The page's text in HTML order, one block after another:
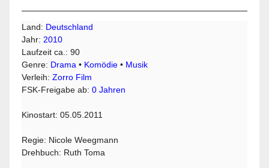
Land: Deutschland
Jahr: 2010
Laufzeit ca.: 90
Genre: Drama • Komödie • Musik
Verleih:Zorro Film
FSK-Freigabe ab:0 Jahren
Kinostart: 05.05.2011
Regie: Nicole Weegmann
Drehbuch: Ruth Toma